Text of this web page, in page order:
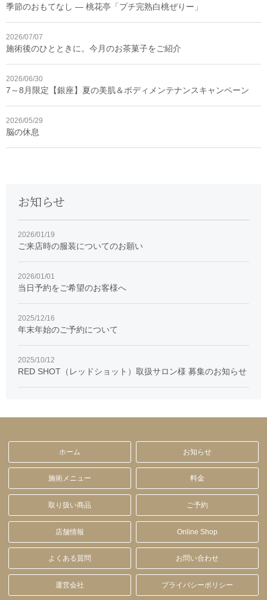
季節のおもてなし ― 桃花亭「プチ完熟白桃ぜりー」
2026/07/07
施術後のひとときに。今月のお茶菓子をご紹介
2026/06/30
7～8月限定【銀座】夏の美肌＆ボディメンテナンスキャンペーン
2026/05/29
脳の休息
お知らせ
2026/01/19
ご来店時の服装についてのお願い
2026/01/01
当日予約をご希望のお客様へ
2025/12/16
年末年始のご予約について
2025/10/12
RED SHOT（レッドショット）取扱サロン様 募集のお知らせ
ホーム お知らせ
施術メニュー 料金
取り扱い商品 ご予約
店舗情報 Online Shop
よくある質問 お問い合わせ
運営会社 プライバシーポリシー